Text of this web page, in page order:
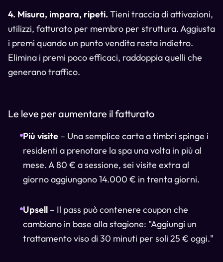
4. Misura, impara, ripeti. Tieni traccia di attivazioni,
utilizzi, fatturato per membro per struttura. Aggiusta
i premi quando un punto vendita resta indietro.
Elimina i premi poco efficaci, raddoppia quelli che
generano traffico.
Le leve per aumentare il fatturato
Più visite – Una semplice carta a timbri spinge i
residenti a prenotare la spa una volta in più al
mese. A 80 € a sessione, sei visite extra al
giorno aggiungono 14.000 € in trenta giorni.
Upsell – Il pass può contenere coupon che
cambiano in base alla stagione: "Aggiungi un
trattamento viso di 30 minuti per soli 25 € oggi."